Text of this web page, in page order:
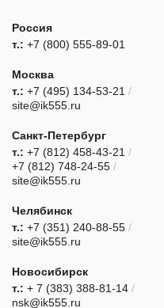
Россия
т.: +7 (800) 555-89-01
Москва
т.: +7 (495) 134-53-21 /
site@ik555.ru
Санкт-Петербург
т.: +7 (812) 458-43-21 /
+7 (812) 748-24-55 /
site@ik555.ru
Челябинск
т.: +7 (351) 240-88-55 /
site@ik555.ru
Новосибирск
т.: + 7 (383) 388-81-14 /
nsk@ik555.ru